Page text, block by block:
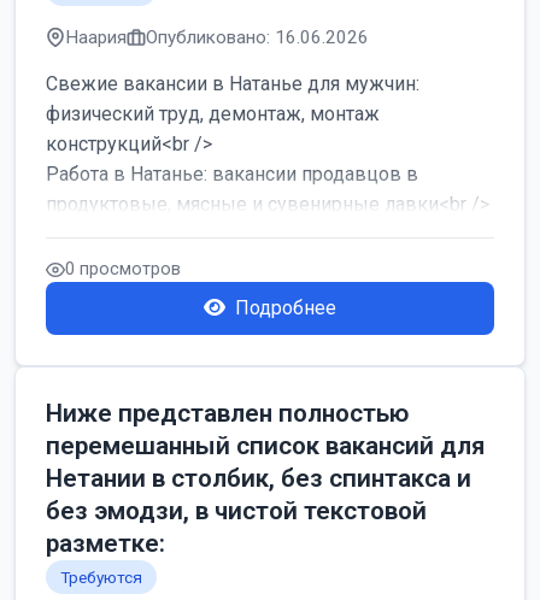
Наария Опубликовано: 16.06.2026
Свежие вакансии в Натанье для мужчин:
физический труд, демонтаж, монтаж
конструкций<br />
Работа в Натанье: вакансии продавцов в
продуктовые, мясные и сувенирные лавки<br />
Разнорабочий на сборку м...
0 просмотров
Подробнее
Ниже представлен полностью
перемешанный список вакансий для
Нетании в столбик, без спинтакса и
без эмодзи, в чистой текстовой
разметке:
Требуются